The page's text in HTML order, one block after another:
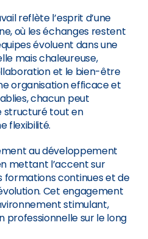
reflète l’esprit d’une
où les échanges restent
évoluent dans une
mais chaleureuse,
et le bien-être
organisation efficace et
chacun peut
structuré tout en
flexibilité.
au développement
mettant l’accent sur
formations continues et de
Cet engagement
stimulant,
professionnelle sur le long